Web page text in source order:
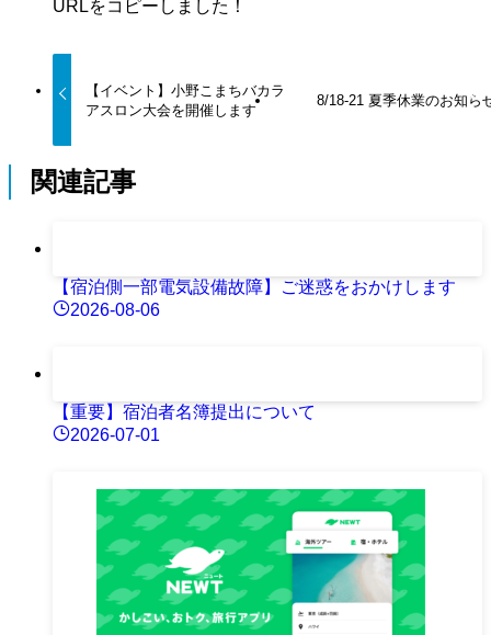
URLをコピーしました！
【イベント】小野こまちバカラ
アスロン大会を開催します
8/18-21 夏季休業のお知ら
関連記事
【宿泊側一部電気設備故障】ご迷惑をおかけします
2026-08-06
【重要】宿泊者名簿提出について
2026-07-01